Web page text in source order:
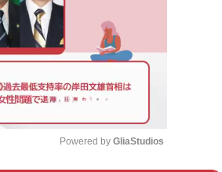
Powered by GliaStudios